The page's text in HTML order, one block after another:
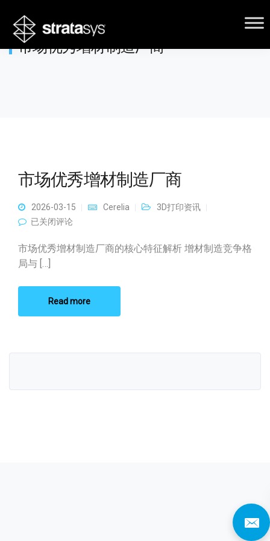
市场优秀增材制造厂商
市场优秀增材制造厂商
2026-03-15 Cerelia
3D打印资讯
市场优秀增材制造厂商
已关闭评论
市场优秀增材制造厂商的核心特征解析 增材制造竞争格
局与 […]
Read more